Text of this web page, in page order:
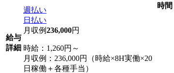
給与
詳細
週払い
日払い
月収例236,000円
時給：1,260円～
月収例：236,000円（時給×8H実働×20
日稼働＋各種手当）
時間